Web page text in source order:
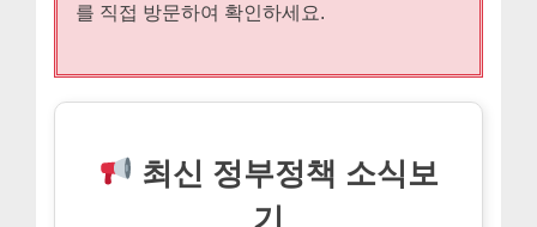
를 직접 방문하여 확인하세요.
최신 정부정책 소식보
기